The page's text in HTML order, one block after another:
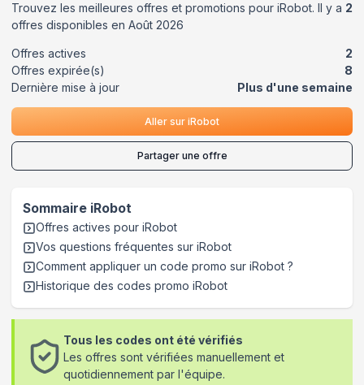
Trouvez les meilleures offres et promotions pour iRobot. Il y a 2
offres disponibles en Août 2026
Offres actives
2
Offres expirée(s)
8
Dernière mise à jour
Plus d'une semaine
Aller sur iRobot
Partager une offre
Sommaire iRobot
Offres actives pour iRobot
Vos questions fréquentes sur iRobot
Comment appliquer un code promo sur iRobot ?
Historique des codes promo iRobot
Tous les codes ont été vérifiés
Les offres sont vérifiées manuellement et
quotidiennement par l'équipe.